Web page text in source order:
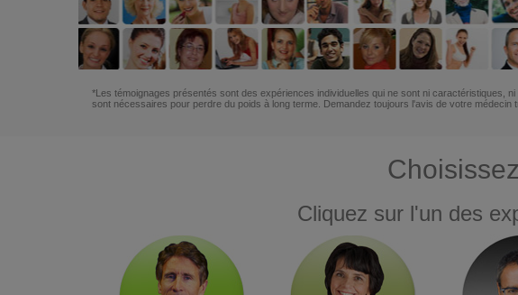
*Les témoignages présentés sont des expériences individuelles qui ne sont ni caractéristiques,
sont nécessaires pour perdre du poids à long terme. Demandez toujours l'avis de votre
Cliquez sur l'un des